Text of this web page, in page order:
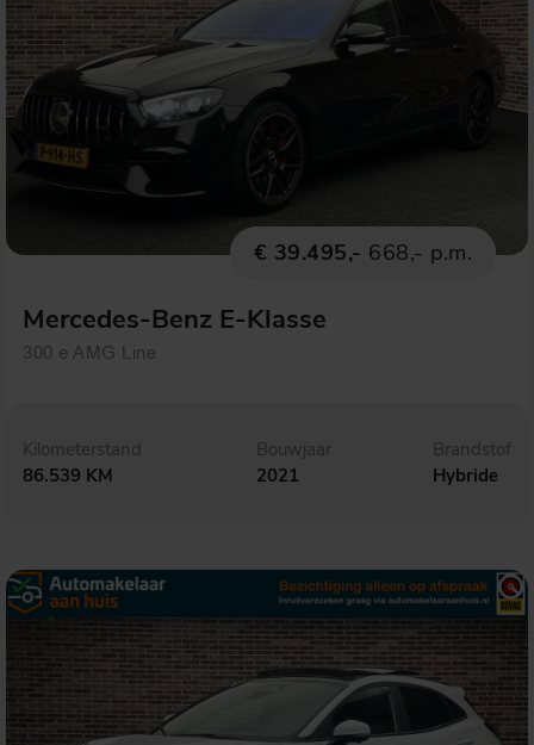
€ 39.495,- 668,- p.m.
Mercedes-Benz E-Klasse
300 e AMG Line
Kilometerstand
86.539 KM
Bouwjaar
2021
Brandstof
Hybride